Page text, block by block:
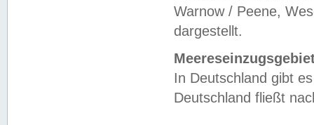
Warnow / Peene,
dargestellt.
In Deutschland gibt
Deutschland fließt